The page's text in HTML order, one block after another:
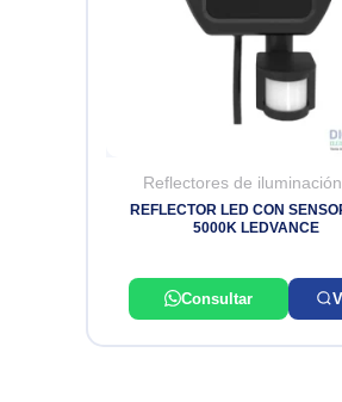
Reflectores de
REFLECTOR LED CON
5000K LEDVANCE
Consultar